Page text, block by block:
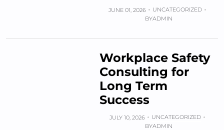
JUNE 01, 2026
UNCATEGORIZED
BYADMIN
Workplace Safety
Consulting for
Long Term
Success
JULY 10, 2026
UNCATEGORIZED
BYADMIN